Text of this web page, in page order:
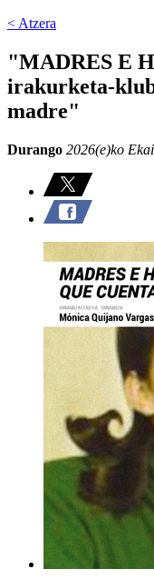
< Atzera
"MADRES E
irakurketa-
madre"
Durango 2026(e)ko